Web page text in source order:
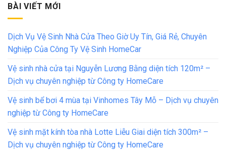
BÀI VIẾT MỚI
Dịch Vụ Vệ Sinh Nhà Cửa Theo Giờ Uy Tín, Giá Rẻ, Chuyên
Nghiệp Của Công Ty Vệ Sinh HomeCar
Vệ sinh nhà cửa tại Nguyễn Lương Bằng diện tích 120m² –
Dịch vụ chuyên nghiệp từ Công ty HomeCare
Vệ sinh bể bơi 4 mùa tại Vinhomes Tây Mỗ – Dịch vụ chuyên
nghiệp từ Công ty HomeCare
Vệ sinh mặt kính tòa nhà Lotte Liễu Giai diện tích 300m² –
Dịch vụ chuyên nghiệp từ Công ty HomeCare